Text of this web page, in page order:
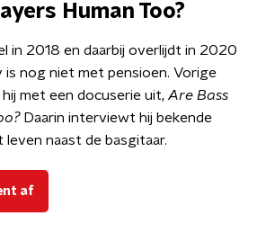
Human Too?
in 2018 en daarbij overlijdt in 2020
is nog niet met pensioen. Vorige
met een docuserie uit, Are Bass
Daarin interviewt hij bekende
naast de basgitaar.
af